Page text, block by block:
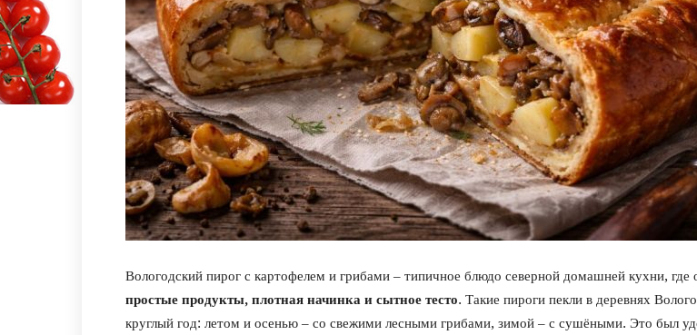
блюда
+
Вологодский пирог с картофелем и грибами – типичное блюдо северной домашней кухни, где
простые продукты, плотная начинка и сытное тесто. Такие пироги пекли в деревнях
круглый год: летом и осенью – со свежими лесными грибами, зимой – с сушёными. Это был